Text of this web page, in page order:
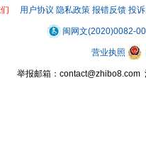
用户协议 隐私政策 报错反馈 投
闽网文(2020)0082-
营业执照
举报邮箱：